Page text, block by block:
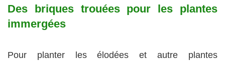
Des briques trouées pour les plantes
immergées
Pour planter les élodées et autre plantes